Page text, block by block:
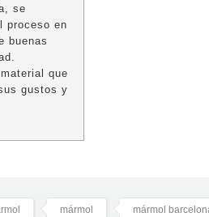
se
proceso en
buenas
que
gustos y
mármol mármol